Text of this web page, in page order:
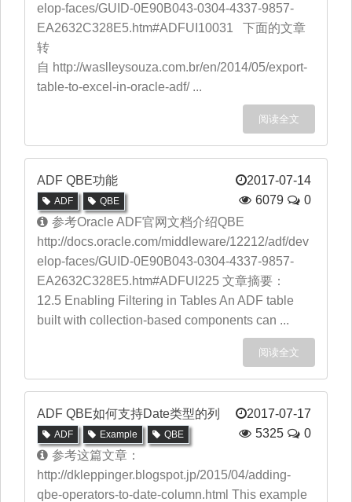
elop-faces/GUID-0E90B043-0304-4337-9857-
EA2632C328E5.htm#ADFUI10031 下面的文章
转
自 http://waslleysouza.com.br/en/2014/05/export-
table-to-excel-in-oracle-adf/ ...
阅读全文
ADF QBE功能 2017-07-14
ADF QBE 6079
0
参考Oracle ADF官网文档介绍QBE
http://docs.oracle.com/middleware/12212/adf/dev
elop-faces/GUID-0E90B043-0304-4337-9857-
EA2632C328E5.htm#ADFUI225 文章摘要：
12.5 Enabling Filtering in Tables An ADF table
built with collection-based components can ...
阅读全文
ADF QBE如何支持Date类型的列 2017-07-17
ADF Example QBE 5325
0
参考这篇文章：
http://dkleppinger.blogspot.jp/2015/04/adding-
qbe-operators-to-date-column.html This example